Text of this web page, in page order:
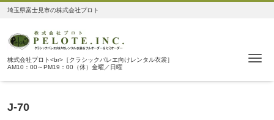
埼玉県富士見市の株式会社プロト
株式会社プロト<br>［クラシックバレエ向けレンタル衣裳］
AM10：00～PM19：00（休）金曜／日曜
J-70